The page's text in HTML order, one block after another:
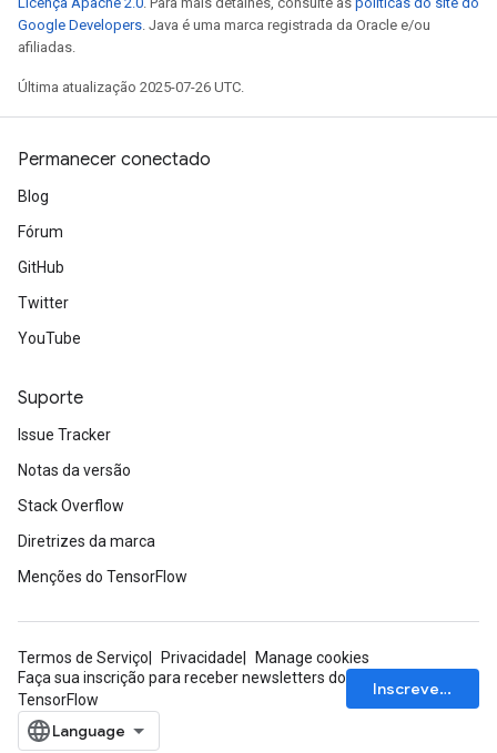
Google Developers. Java é uma marca registrada da Oracle e/ou
afiliadas.
Última atualização 2025-07-26 UTC.
Permanecer conectado
Blog
Fórum
GitHub
Twitter
YouTube
Suporte
Issue Tracker
Notas da versão
Stack Overflow
Diretrizes da marca
Menções do TensorFlow
Termos de Serviço Privacidade
Manage cookies
Faça sua inscrição para receber newsletters do
TensorFlow
Inscrever-se